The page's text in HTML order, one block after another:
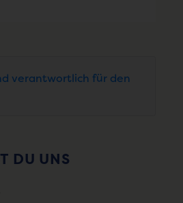
verantwortlich für den
DU UNS